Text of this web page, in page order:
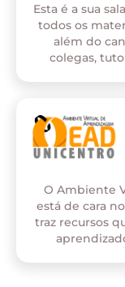
Esta é a sua
todos os
além do
colegas,
O Ambiente
está de cara
traz recursos